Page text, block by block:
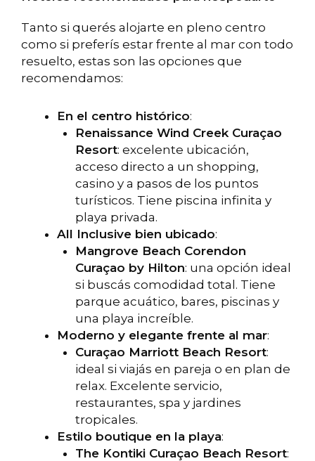
Tanto si querés alojarte en pleno centro
como si preferís estar frente al mar con todo
resuelto, estas son las opciones que
recomendamos:
En el centro histórico:
Renaissance Wind Creek Curaçao
Resort: excelente ubicación,
acceso directo a un shopping,
casino y a pasos de los puntos
turísticos. Tiene piscina infinita y
playa privada.
All Inclusive bien ubicado:
Mangrove Beach Corendon
Curaçao by Hilton: una opción ideal
si buscás comodidad total. Tiene
parque acuático, bares, piscinas y
una playa increíble.
Moderno y elegante frente al mar:
Curaçao Marriott Beach Resort:
ideal si viajás en pareja o en plan de
relax. Excelente servicio,
restaurantes, spa y jardines
tropicales.
Estilo boutique en la playa:
The Kontiki Curaçao Beach Resort: